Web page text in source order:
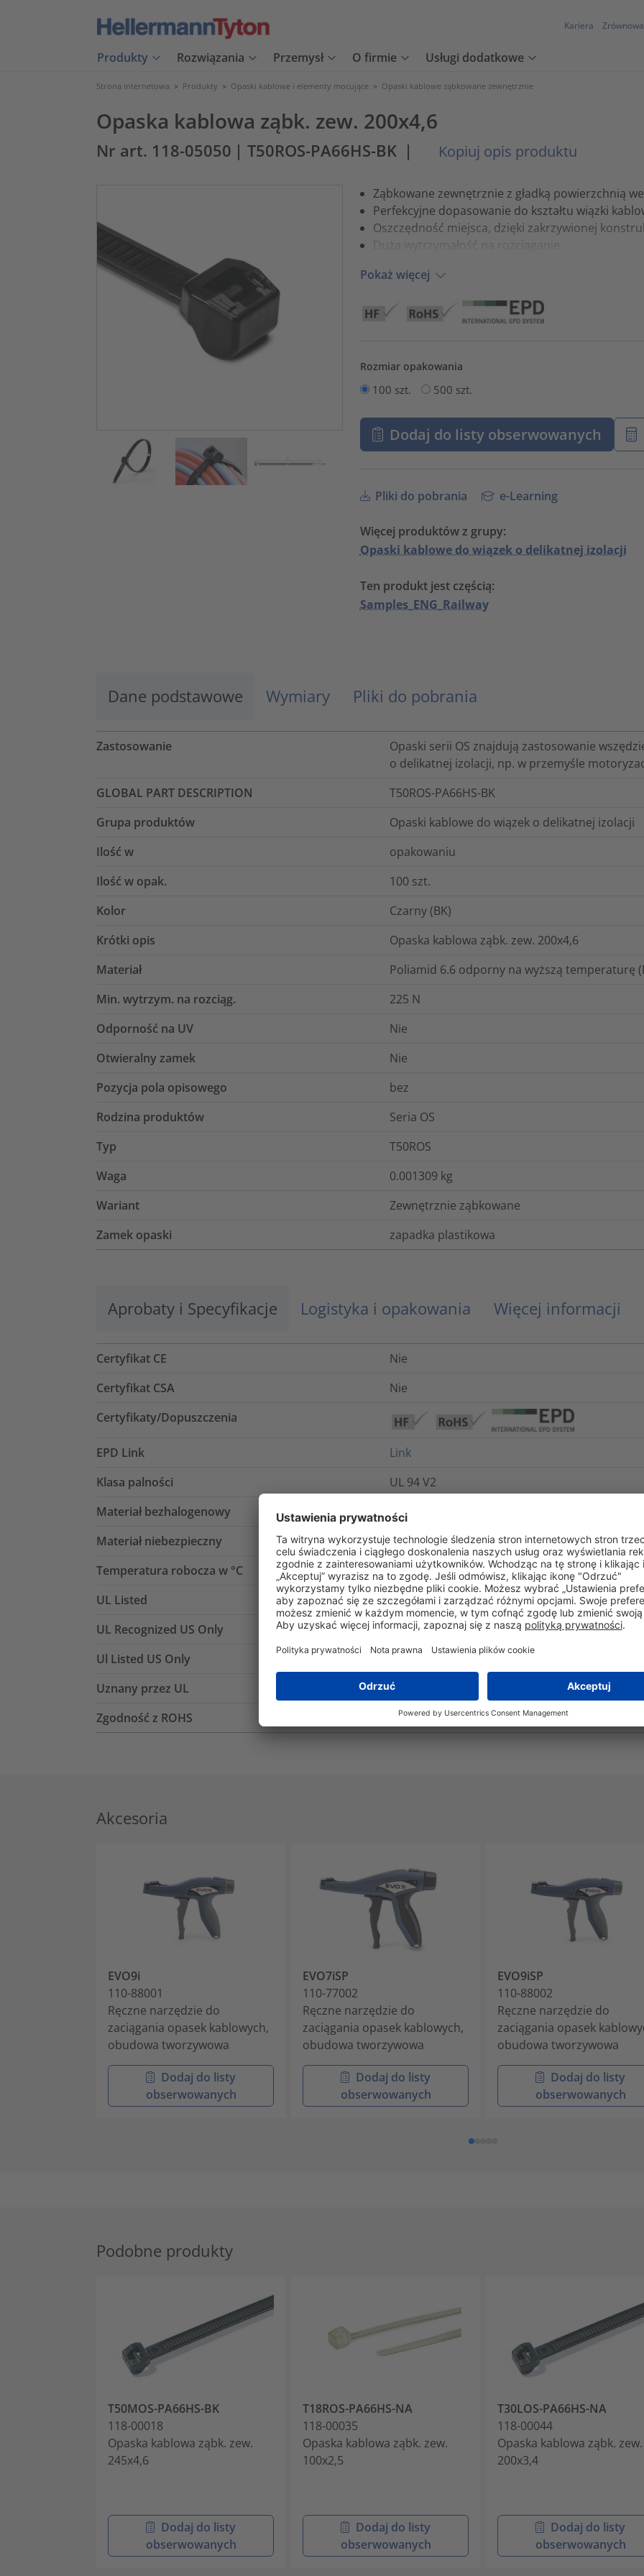
Kariera
Produkty Rozwiązania Przemysł O firmie Usługi dodatkowe
Strona internetowa > Produkty > Opaski kablowe i elementy mocujące > Opaski kablowe ząbkowane zewnętrznie
Opaska kablowa ząbk. zew. 200x4,6
Nr art. 118-05050 | T50ROS-PA66HS-BK | Kopiuj opis produktu
Ząbkowane zewnętrznie z gładką powierzchnią
Perfekcyjne dopasowanie do kształtu wiązki
Oszczędność miejsca, dzięki zakrzywionej
Duża wytrzymałość na rozciąganie
Pokaż więcej
Rozmiar opakowania
100 szt. 500 szt.
Dodaj do listy obserwowanych
Pliki do pobrania e-Learning
Więcej produktów z grupy:
Opaski kablowe do wiązek o delikatnej izolacji
Ten produkt jest częścią:
Samples_ENG_Railway
Dane podstawowe Wymiary Pliki do pobrania
Zastosowanie
Opaski serii OS znajdują zastosowanie
o delikatnej izolacji, np. w przemyśle
GLOBAL PART DESCRIPTION
T50ROS-PA66HS-BK
Grupa produktów
Opaski kablowe do wiązek o delikatnej izolacji
Ilość w
opakowaniu
Ilość w opak.
100 szt.
Kolor
Czarny (BK)
Krótki opis
Opaska kablowa ząbk. zew. 200x4,6
Materiał
Poliamid 6.6 odporny na wyższą temperaturę
Min. wytrzym. na rozciąg.
225 N
Odporność na UV
Nie
Otwieralny zamek
Nie
Pozycja pola opisowego
bez
Rodzina produktów
Seria OS
Typ
T50ROS
Waga
0.001309 kg
Wariant
Zewnętrznie ząbkowane
Zamek opaski
zapadka plastikowa
Aprobaty i Specyfikacje Logistyka i opakowania Więcej informacji
Certyfikat CE
Nie
Certyfikat CSA
Nie
Certyfikaty/Dopuszczenia
EPD Link
Link
Klasa palności
UL 94 V2
Materiał bezhalogenowy
Tak
Materiał niebezpieczny
Nie
Temperatura robocza w °C
-40°C do +105°C
UL Listed
Nie
UL Recognized US Only
Nie
Ul Listed US Only
Nie
Uznany przez UL
Nie
Zgodność z ROHS
Tak
Akcesoria
EVO9i
110-88001
Ręczne narzędzie do
zaciągania opasek kablowych,
obudowa tworzywowa
Dodaj do listy
obserwowanych
EVO7iSP
110-77002
Ręczne narzędzie do
zaciągania opasek kablowych,
obudowa tworzywowa
Dodaj do listy
obserwowanych
EVO9iSP
110-88002
Ręczne narzędzie do
zaciągania opasek
obudowa tworzywowa
Dodaj do listy
obserwowanych
Podobne produkty
T50MOS-PA66HS-BK
118-00018
Opaska kablowa ząbk. zew.
245x4,6
Dodaj do listy
obserwowanych
T18ROS-PA66HS-NA
118-00035
Opaska kablowa ząbk. zew.
100x2,5
Dodaj do listy
obserwowanych
T30LOS-PA66HS-NA
118-00044
Opaska kablowa ząbk. zew.
200x3,4
Dodaj do listy
obserwowanych